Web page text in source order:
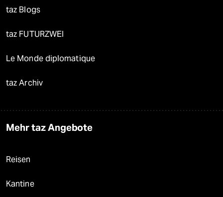
taz Blogs
taz FUTURZWEI
Le Monde diplomatique
taz Archiv
Mehr taz Angebote
Reisen
Kantine